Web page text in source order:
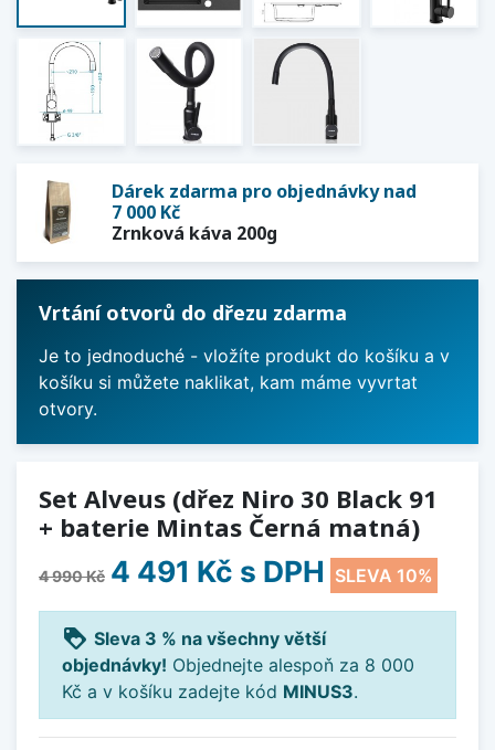
Dárek zdarma pro objednávky nad
7 000 Kč
Zrnková káva 200g
Vrtání otvorů do dřezu zdarma
Je to jednoduché - vložíte produkt do košíku a v
košíku si můžete naklikat, kam máme vyvrtat
otvory.
Set Alveus (dřez Niro 30 Black 91
+ baterie Mintas Černá matná)
4 990 Kč 4 491 Kč s DPH SLEVA 10%
loyalty Sleva 3 % na všechny větší
objednávky! Objednejte alespoň za 8 000
Kč a v košíku zadejte kód MINUS3.